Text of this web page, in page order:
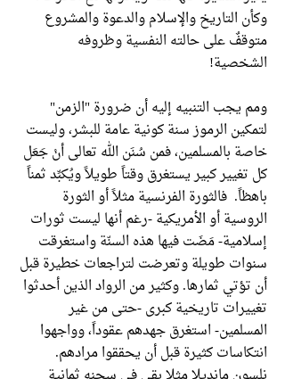
وكأن التاريخ والإسلام والدعوة والمشروع
متوقفٌ على حالته النفسية وظروفه
الشخصية!
ومم يجب التنبيه إليه أن ضرورة "الزمن"
لتمكين الرموز سنة كونية عامة للبشر، وليست
خاصة بالمسلمين، فمن سُنَن الله تعالى أنْ جَعَل
كل تغيير كبير يستغرق وقتاً طويلاً ويُكبِّد ثمناً
باهظاً. فالثورة الفرنسية مثلاً أو الثورة
الروسية أو الأمريكية -رغم أنها ليست ثورات
إسلامية- مَضَت فيها هذه السنّة واستغرقت
سنوات طويلة وتعرضت لتراجعات خطيرة قبل
أن تؤتي ثمارها. وكثير من الرواد الذين أحدثوا
تغييرات تاريخية كبرى -حتى من غير
المسلمين- استغرق جهدهم عقوداً، وواجهوا
انتكاسات كثيرة قبل أن يحققوا مرادهم.